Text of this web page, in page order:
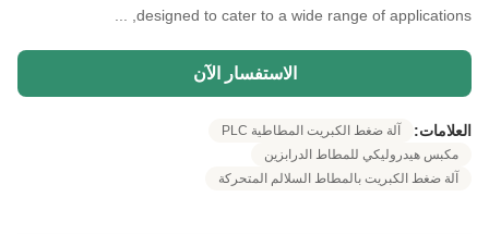
designed to cater to a wide range of applications, ...
الاستفسار الآن
العلامات:
آلة ضغط الكبريت المطاطية PLC
مكبس هيدروليكي للمطاط الدرابزين
آلة ضغط الكبريت بالمطاط السلالم المتحركة